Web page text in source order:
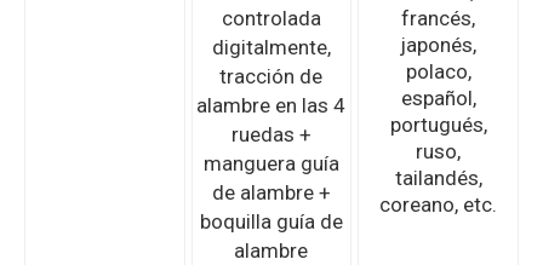
controlada
digitalmente,
tracción de
alambre en las 4
ruedas +
manguera guía
de alambre +
boquilla guía de
alambre
francés,
japonés,
polaco,
español,
portugués,
ruso,
tailandés,
coreano, etc.